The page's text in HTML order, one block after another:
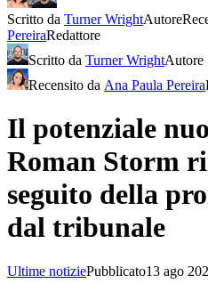
Scritto da Turner WrightAutore
PereiraRedattore
Scritto da Turner WrightAutore
Recensito da Ana Paula Pereira
Il potenziale
Roman Storm
seguito della
dal tribunale
Ultime notiziePubblicato13 ago